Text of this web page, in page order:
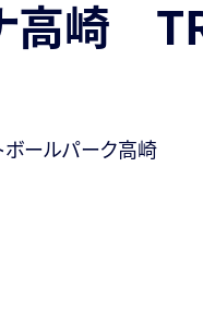
高崎
ールパーク高崎